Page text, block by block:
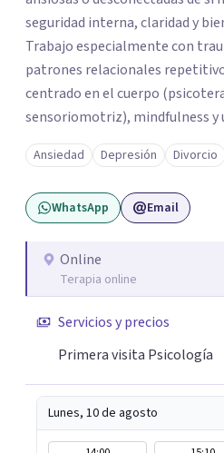
seguridad interna, claridad y
Trabajo especialmente con
patrones relacionales
centrado en el cuerpo
sensoriomotriz), mindfulness y
psicodinámica. En terapia te
pasa sin juicio, a regular tu
desarrollar recursos concretos
presente, estable y en paz
lo que me permite abordar
pueden estar influyendo en tu
Ansiedad Depresión Divorcio
WhatsApp Email
Online
Terapia online
Servicios y precios
Primera visita Psicología
Lunes, 10 de agosto